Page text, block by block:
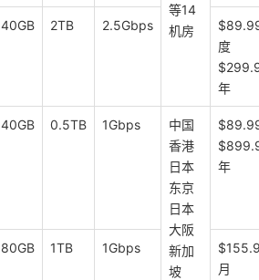
等14
机房
40GB 2TB 2.5Gbps
度
年
40GB 0.5TB 1Gbps
中国
香港
日本
东京
日本
大阪
新加
坡
年
80GB 1TB 1Gbps
月